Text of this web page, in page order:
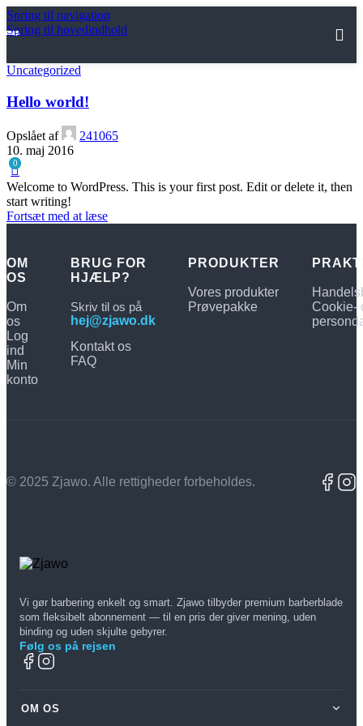
Spring til navigation
Spring til hovedindhold
HJÆLP
Kontakt os
Handelsbetingelser
Uncategorized
Hello world!
Opslået af
241065
10. maj 2016
0
Welcome to WordPress. This is your first post. Edit or delete it, then
start writing!
Fortsæt med at læse
OM
OS
Om
os
Log
ind
Min
konto
BRUG FOR
HJÆLP?
Skriv til os på
hej@zjawo.dk
Kontakt os
FAQ
PRODUKTER
Vores produkter
Prøvepakke
Cookie-
© 2025 Zjawo. Alle rettigheder forbeholdes.
Vi gør barbering enkelt og smart. Zjawo tilbyder premium barberblade
som fleksibelt abonnement — til en pris der giver mening, uden
binding og uden skjulte gebyrer.
Følg os på rejsen
OM OS